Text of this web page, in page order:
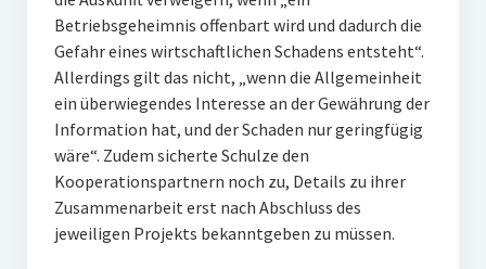
Betriebsgeheimnis offenbart wird und dadurch die
Gefahr eines wirtschaftlichen Schadens entsteht“.
Allerdings gilt das nicht, „wenn die Allgemeinheit
ein überwiegendes Interesse an der Gewährung der
Information hat, und der Schaden nur geringfügig
wäre“. Zudem sicherte Schulze den
Kooperationspartnern noch zu, Details zu ihrer
Zusammenarbeit erst nach Abschluss des
jeweiligen Projekts bekanntgeben zu müssen.